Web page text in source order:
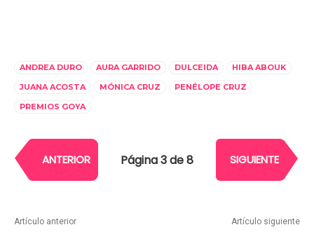
ANDREA DURO AURA GARRIDO DULCEIDA
HIBA ABOUK
JUANA ACOSTA
MÓNICA CRUZ
PENÉLOPE CRUZ
PREMIOS GOYA
ANTERIOR Página 3 de 8 SIGUIENTE
Artículo anterior Artículo siguiente